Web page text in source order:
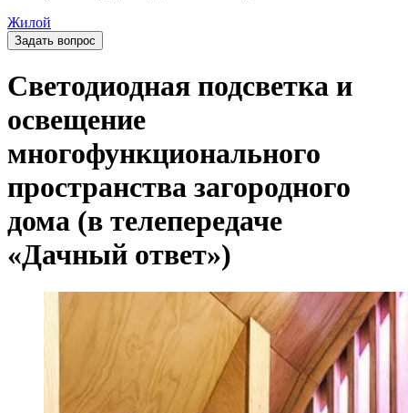
Жилой
Задать вопрос
Светодиодная подсветка и
освещение
многофункционального
пространства загородного
дома (в телепередаче
«Дачный ответ»)